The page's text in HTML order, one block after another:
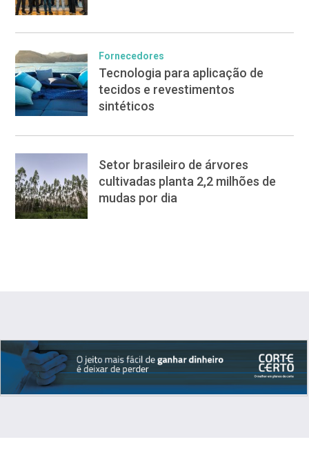
Fornecedores
Tecnologia para aplicação de
tecidos e revestimentos
sintéticos
Setor brasileiro de árvores
cultivadas planta 2,2 milhões de
mudas por dia